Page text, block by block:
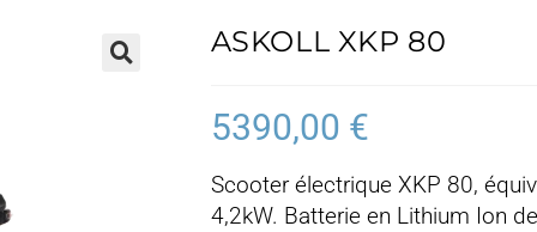
ASKOLL XKP 80
5390,00 €
Scooter électrique XKP 80,
4,2kW. Batterie en Lithium Ion